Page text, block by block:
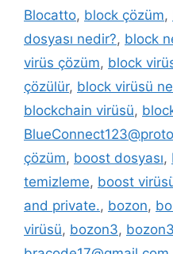
Blocatto, block çözüm,
dosyası nedir?, block
virüs çözüm, block
çözülür, block virüsü
blockchain virüsü,
çözüm, boost dosyası,
temizleme, boost
and private., bozon,
virüsü, bozon3,